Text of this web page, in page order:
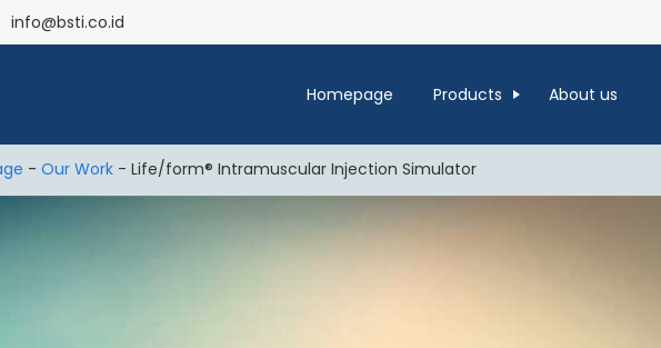
info@bsti.co.id
Homepage Products About us
- Our Work - Life/form® Intramuscular Injection Simulator